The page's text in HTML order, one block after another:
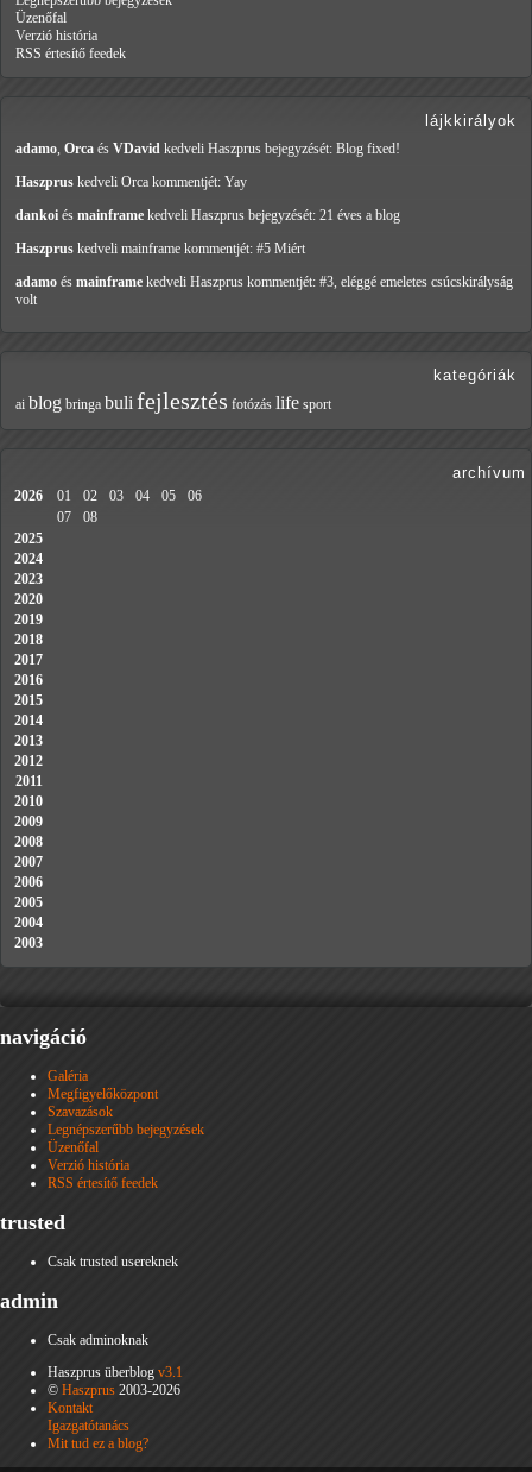
Üzenőfal
Verzió história
RSS értesítő feedek
lájkkirályok
adamo, Orca és VDavid kedveli Haszprus bejegyzését: Blog fixed!
Haszprus kedveli Orca kommentjét: Yay
dankoi és mainframe kedveli Haszprus bejegyzését: 21 éves a blog
Haszprus kedveli mainframe kommentjét: #5 Miért
adamo és mainframe kedveli Haszprus kommentjét: #3, eléggé emeletes csúcskirályság
volt
kategóriák
ai blog bringa buli fejlesztés fotózás life sport
archívum
2026 01 02 03 04 05
06
07
08
2025
2024
2023
2020
2019
2018
2017
2016
2015
2014
2013
2012
2011
2010
2009
2008
2007
2006
2005
2004
2003
navigáció
Galéria
Megfigyelőközpont
Szavazások
Legnépszerűbb bejegyzések
Üzenőfal
Verzió história
RSS értesítő feedek
trusted
Csak trusted usereknek
admin
Csak adminoknak
Haszprus überblog v3.1
© Haszprus 2003-2026
Kontakt
Igazgatótanács
Mit tud ez a blog?